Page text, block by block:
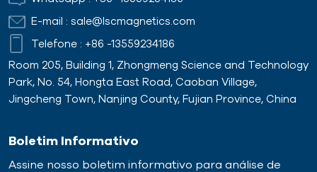
E-mail : sale@lscmagnetics.com
Telefone : +86 -13559234186
Room 205, Building 1, Zhongmeng Science and Technology
Park, No. 54, Hongta East Road, Caoban Village,
Jingcheng Town, Nanjing County, Fujian Province, China
Boletim Informativo
Assine nosso boletim informativo para análise de